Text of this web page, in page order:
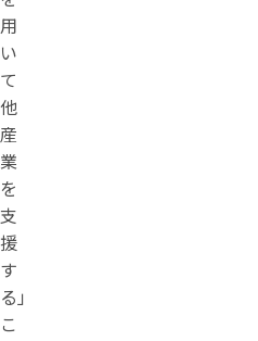
用
い
て
他
産
業
を
支
援
す
る」
こ